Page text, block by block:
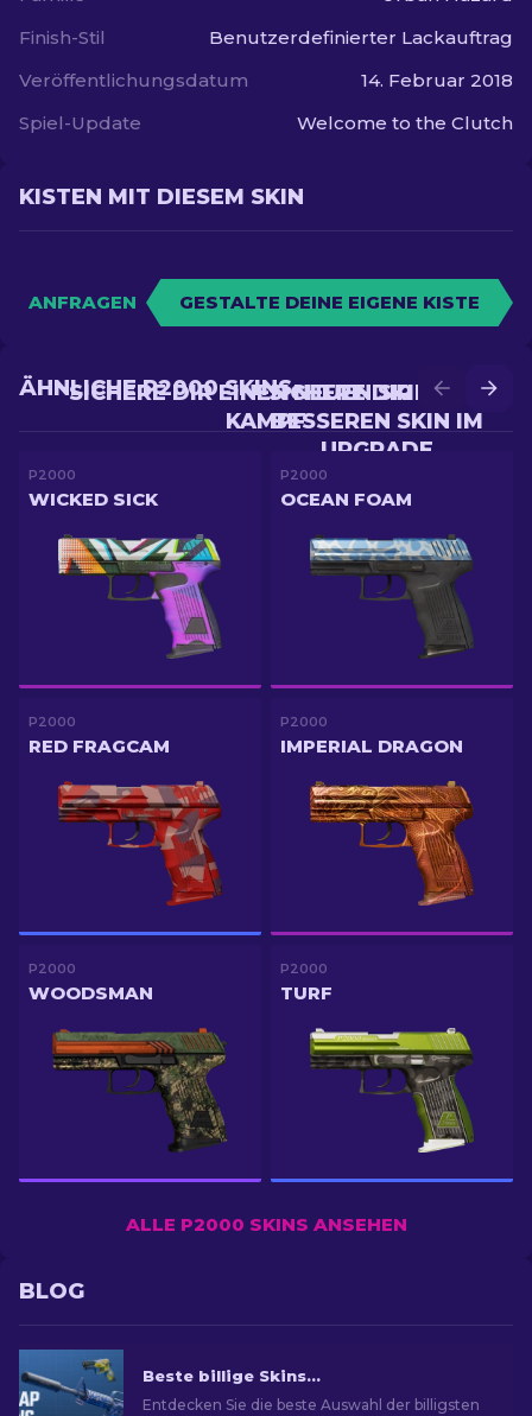
Finish-Stil
Benutzerdefinierter Lackauftrag
Veröffentlichungsdatum
14. Februar 2018
Spiel-Update
Welcome to the Clutch
KISTEN MIT DIESEM SKIN
ANFRAGEN GESTALTE DEINE EIGENE KISTE
SICHERE DIR EINEN
BESSEREN SKIN IM
UPGRADE
SICHERE DIR EINEN NEUEN SKIN IM
KAMPF
ÄHNLICHE P2000 SKINS
P2000
WICKED SICK
P2000
OCEAN FOAM
P2000
RED FRAGCAM
P2000
IMPERIAL DRAGON
P2000
WOODSMAN
P2000
TURF
ALLE P2000 SKINS ANSEHEN
BLOG
Beste billige Skins in CS2 [2026]
Entdecken Sie die beste Auswahl der billigsten